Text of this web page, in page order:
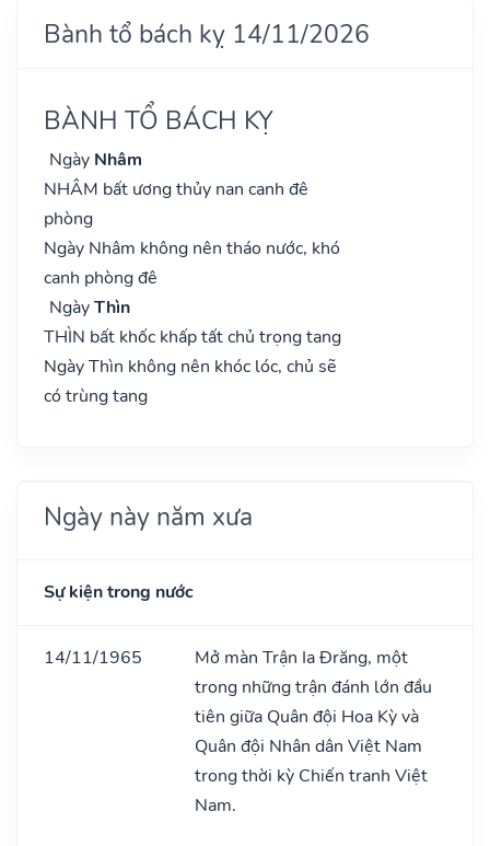
Bành tổ bách kỵ 14/11/2026
BÀNH TỔ BÁCH KỴ
Ngày Nhâm
NHÂM bất ương thủy nan canh đê
phòng
Ngày Nhâm không nên tháo nước, khó
canh phòng đê
NgàyThìn
THÌN bất khốc khấp tất chủ trọng tang
Ngày Thìn không nên khóc lóc, chủ sẽ
có trùng tang
Ngày này năm xưa
Sự kiện trong nước
14/11/1965
Mở màn Trận Ia Đrăng, một
trong những trận đánh lớn đầu
tiên giữa Quân đội Hoa Kỳ và
Quân đội Nhân dân Việt Nam
trong thời kỳ Chiến tranh Việt
Nam.